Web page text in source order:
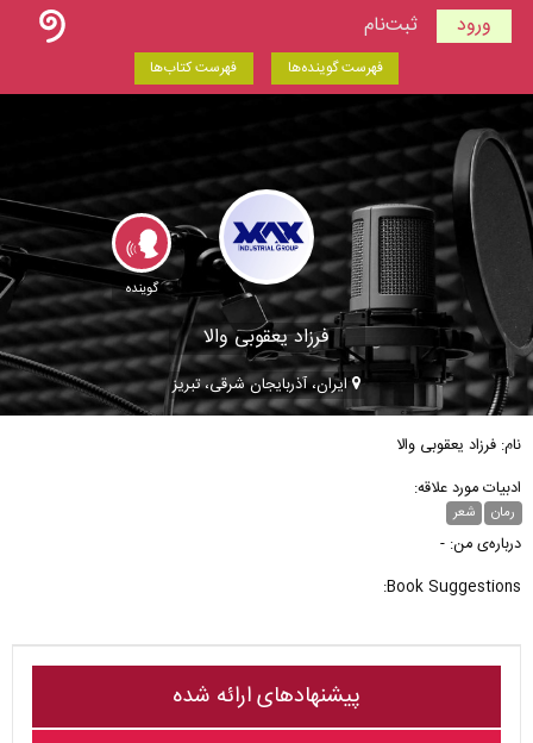
ورود ثبت‌نام
فهرست گوینده‌ها فهرست کتاب‌ها
گوینده
فرزاد یعقوبی والا
ایران، آذربایجان شرقی، تبریز
نام: فرزاد یعقوبی والا
ادبیات مورد علاقه:
رمان شعر
درباره‌ی من: -
Book Suggestions:
پیشنهادهای ارائه شده